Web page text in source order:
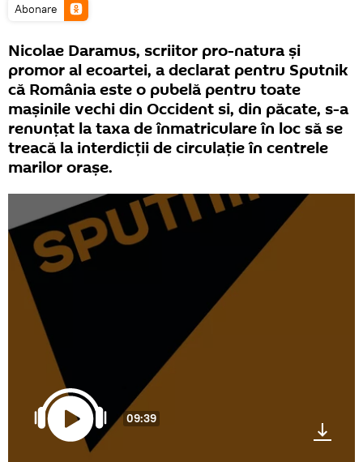
Abonare
Nicolae Daramus, scriitor pro-natura şi
promor al ecoartei, a declarat pentru Sputnik
că România este o pubelă pentru toate
maşinile vechi din Occident si, din păcate, s-a
renunţat la taxa de înmatriculare în loc să se
treacă la interdicţii de circulaţie în centrele
marilor oraşe.
09:39